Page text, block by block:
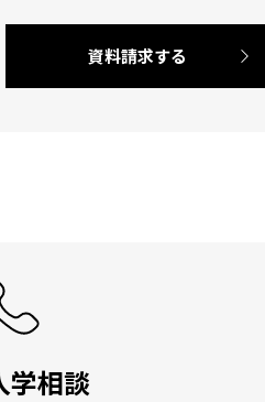
資料請求する
学相談